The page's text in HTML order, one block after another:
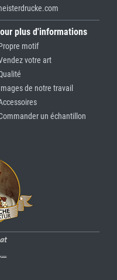
plus d'informations
motif
votre art
de notre travail
un échantillon